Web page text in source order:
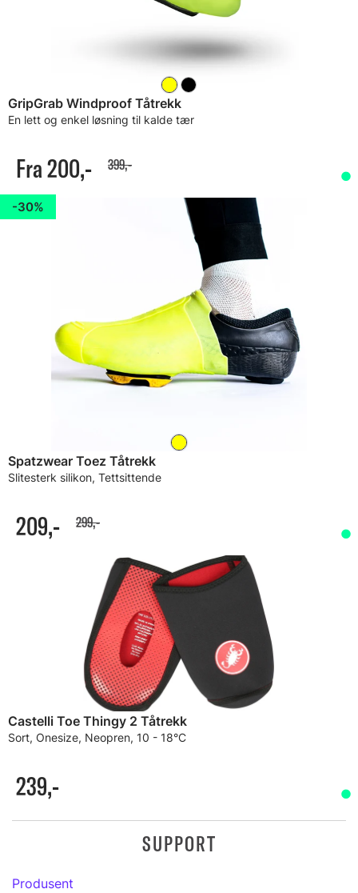
GripGrab Windproof Tåtrekk
En lett og enkel løsning til kalde tær
Fra 200,- 399,-
30%
Spatzwear Toez Tåtrekk
Slitesterk silikon, Tettsittende
209,- 299,-
Castelli Toe Thingy 2 Tåtrekk
Sort, Onesize, Neopren, 10 - 18°C
239,-
SUPPORT
Produsent